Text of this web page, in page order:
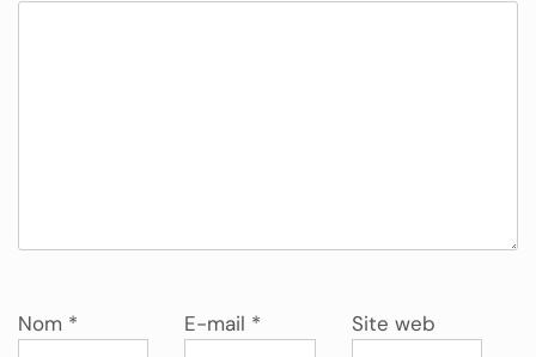
Nom * E-mail * Site web